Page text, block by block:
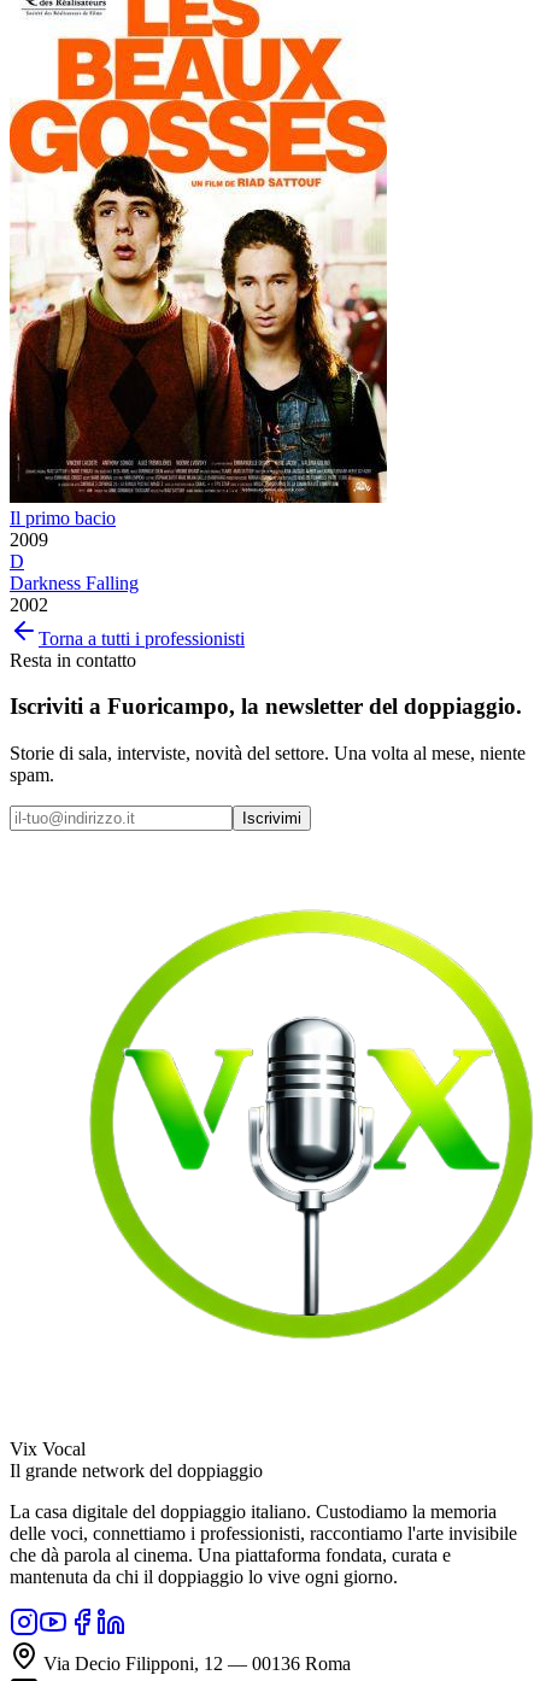
Il primo bacio
2009
D
Darkness Falling
2002
Torna a tutti i professionisti
Resta in contatto
Iscriviti a Fuoricampo, la newsletter del doppiaggio.
Storie di sala, interviste, novità del settore. Una volta al mese, niente
spam.
Iscrivimi
Vix Vocal
Il grande network del doppiaggio
La casa digitale del doppiaggio italiano. Custodiamo la memoria
delle voci, connettiamo i professionisti, raccontiamo l'arte invisibile
che dà parola al cinema. Una piattaforma fondata, curata e
mantenuta da chi il doppiaggio lo vive ogni giorno.
Via Decio Filipponi, 12 — 00136 Roma